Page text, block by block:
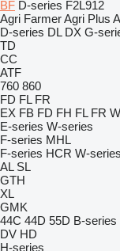
BF D-series F2L912
Agri FarmerAgri Plus
D-series DL DX G-
TD
CC
ATF
760 860
FD FL FR
EX FB FD FH FL FR
E-series W-series
F-series MHL
F-series HCR W-series
AL SL
GTH
XL
GMK
44C 44D 55D B-series
DV HD
H-series